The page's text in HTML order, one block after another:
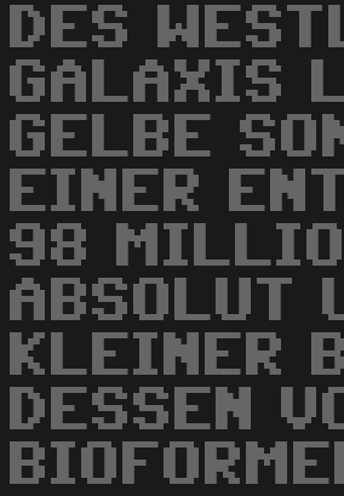
DES
GALAXIS
GELBE
EINER
98
ABSOLUT
KLEINER
DESSEN